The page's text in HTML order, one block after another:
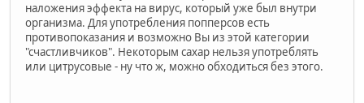
наложения эффекта на вирус, который уже был внутри
организма. Для употребления попперсов есть
противопоказания и возможно Вы из этой категории
"счастливчиков". Некоторым сахар нельзя употреблять
или цитрусовые - ну что ж, можно обходиться без этого.